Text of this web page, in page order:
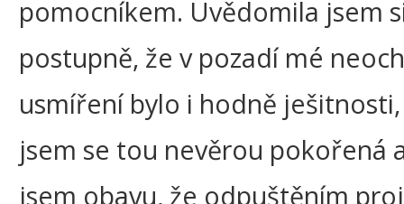
pomocníkem. Uvědomila jsem
postupně, že v pozadí mé
usmíření bylo i hodně
jsem se tou nevěrou pokořená
jsem obavu, že odpuštěním